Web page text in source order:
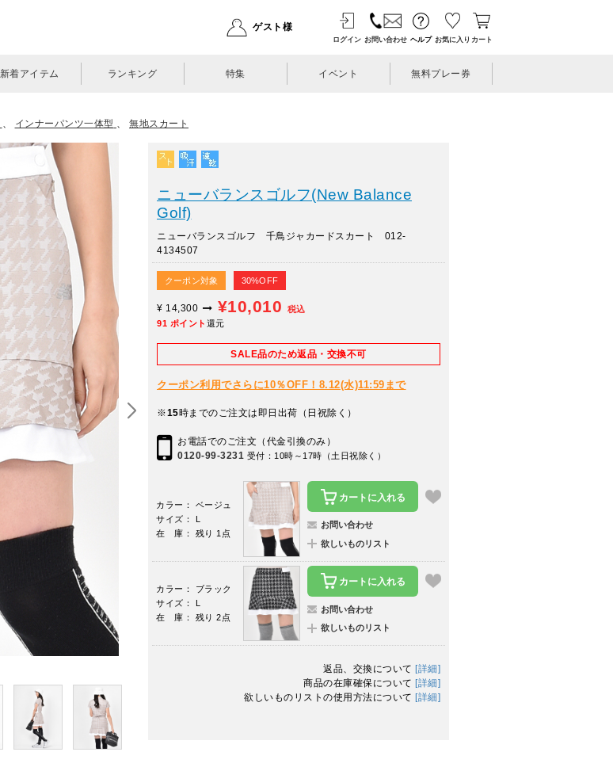
ゲスト様
ログイン お問い合わせ ヘルプ お気に入り カート
新着アイテム ランキング 特集 イベント 無料プレー券
、 インナーパンツ一体型 、 無地スカート
ニューバランスゴルフ(New Balance
Golf)
ニューバランスゴルフ 千鳥ジャカードスカート 012-
4134507
クーポン対象 30%OFF
¥ 14,300 ¥10,010
税込
91 ポイント 還元
SALE品のため返品・交換不可
クーポン利用でさらに10％OFF！8.12(水)11:59まで
※15時までのご注文は即日出荷（日祝除く）
お電話でのご注文（代金引換のみ）
0120-99-3231 受付：10時～17時（土日祝除く）
カラー： ベージュ
サイズ： L
在 庫： 残り 1点
カートに入れる
お問い合わせ
欲しいものリスト
カラー： ブラック
サイズ： L
在 庫： 残り 2点
カートに入れる
お問い合わせ
欲しいものリスト
返品、交換について [詳細]
商品の在庫確保について [詳細]
欲しいものリストの使用方法について [詳細]